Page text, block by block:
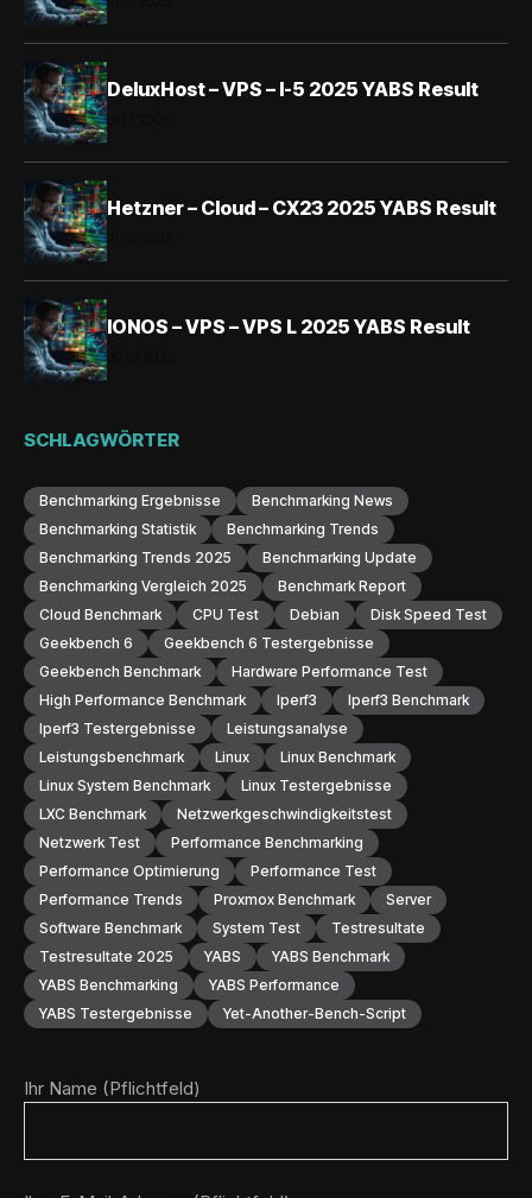
DeluxHost – VPS – I-5 2025 YABS Result
Hetzner – Cloud – CX23 2025 YABS Result
IONOS – VPS – VPS L 2025 YABS Result
SCHLAGWÖRTER
Benchmarking Ergebnisse
Benchmarking News
Benchmarking Statistik
Benchmarking Trends
Benchmarking Trends 2025
Benchmarking Update
Benchmarking Vergleich 2025
Benchmark Report
Cloud Benchmark
CPU Test Debian
Disk Speed Test
Geekbench 6
Geekbench 6 Testergebnisse
Geekbench Benchmark
Hardware Performance Test
High Performance Benchmark
Iperf3
Iperf3 Benchmark
Iperf3 Testergebnisse
Leistungsanalyse
Leistungsbenchmark
Linux
Linux Benchmark
Linux System Benchmark
Linux Testergebnisse
LXC Benchmark
Netzwerkgeschwindigkeitstest
Netzwerk Test
Performance Benchmarking
Performance Optimierung
Performance Test
Performance Trends
Proxmox Benchmark
Server
Software Benchmark
System Test
Testresultate
Testresultate 2025
YABS
YABS Benchmark
YABS Benchmarking
YABS Performance
YABS Testergebnisse
Yet-Another-Bench-Script
Ihr Name (Pflichtfeld)